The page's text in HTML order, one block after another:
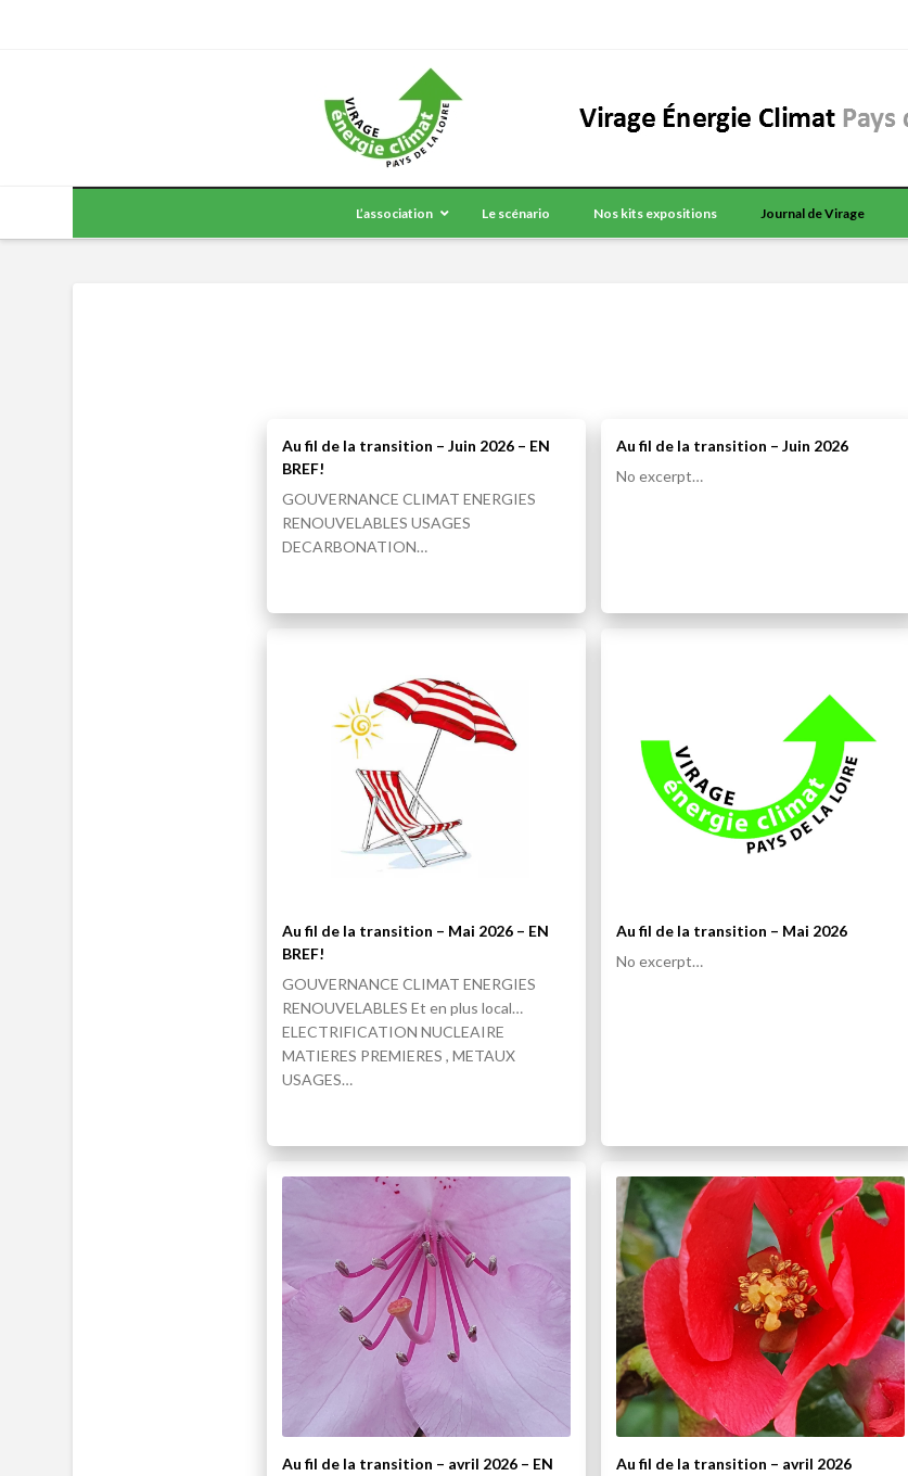
L’association Le scénario Nos kits expositions Journal de Virage
Au fil de la transition – Juin 2026 – EN
BREF!
GOUVERNANCE CLIMAT ENERGIES
RENOUVELABLES USAGES
DECARBONATION…
Au fil de la transition – Juin 2026
No excerpt…
Au fil de la transition – Mai 2026 – EN
BREF!
GOUVERNANCE CLIMAT ENERGIES
RENOUVELABLES Et en plus local…
ELECTRIFICATION NUCLEAIRE
MATIERES PREMIERES , METAUX
USAGES…
Au fil de la transition – Mai 2026
No excerpt…
Au fil de la transition – avril 2026 – EN
Au fil de la transition – avril 2026